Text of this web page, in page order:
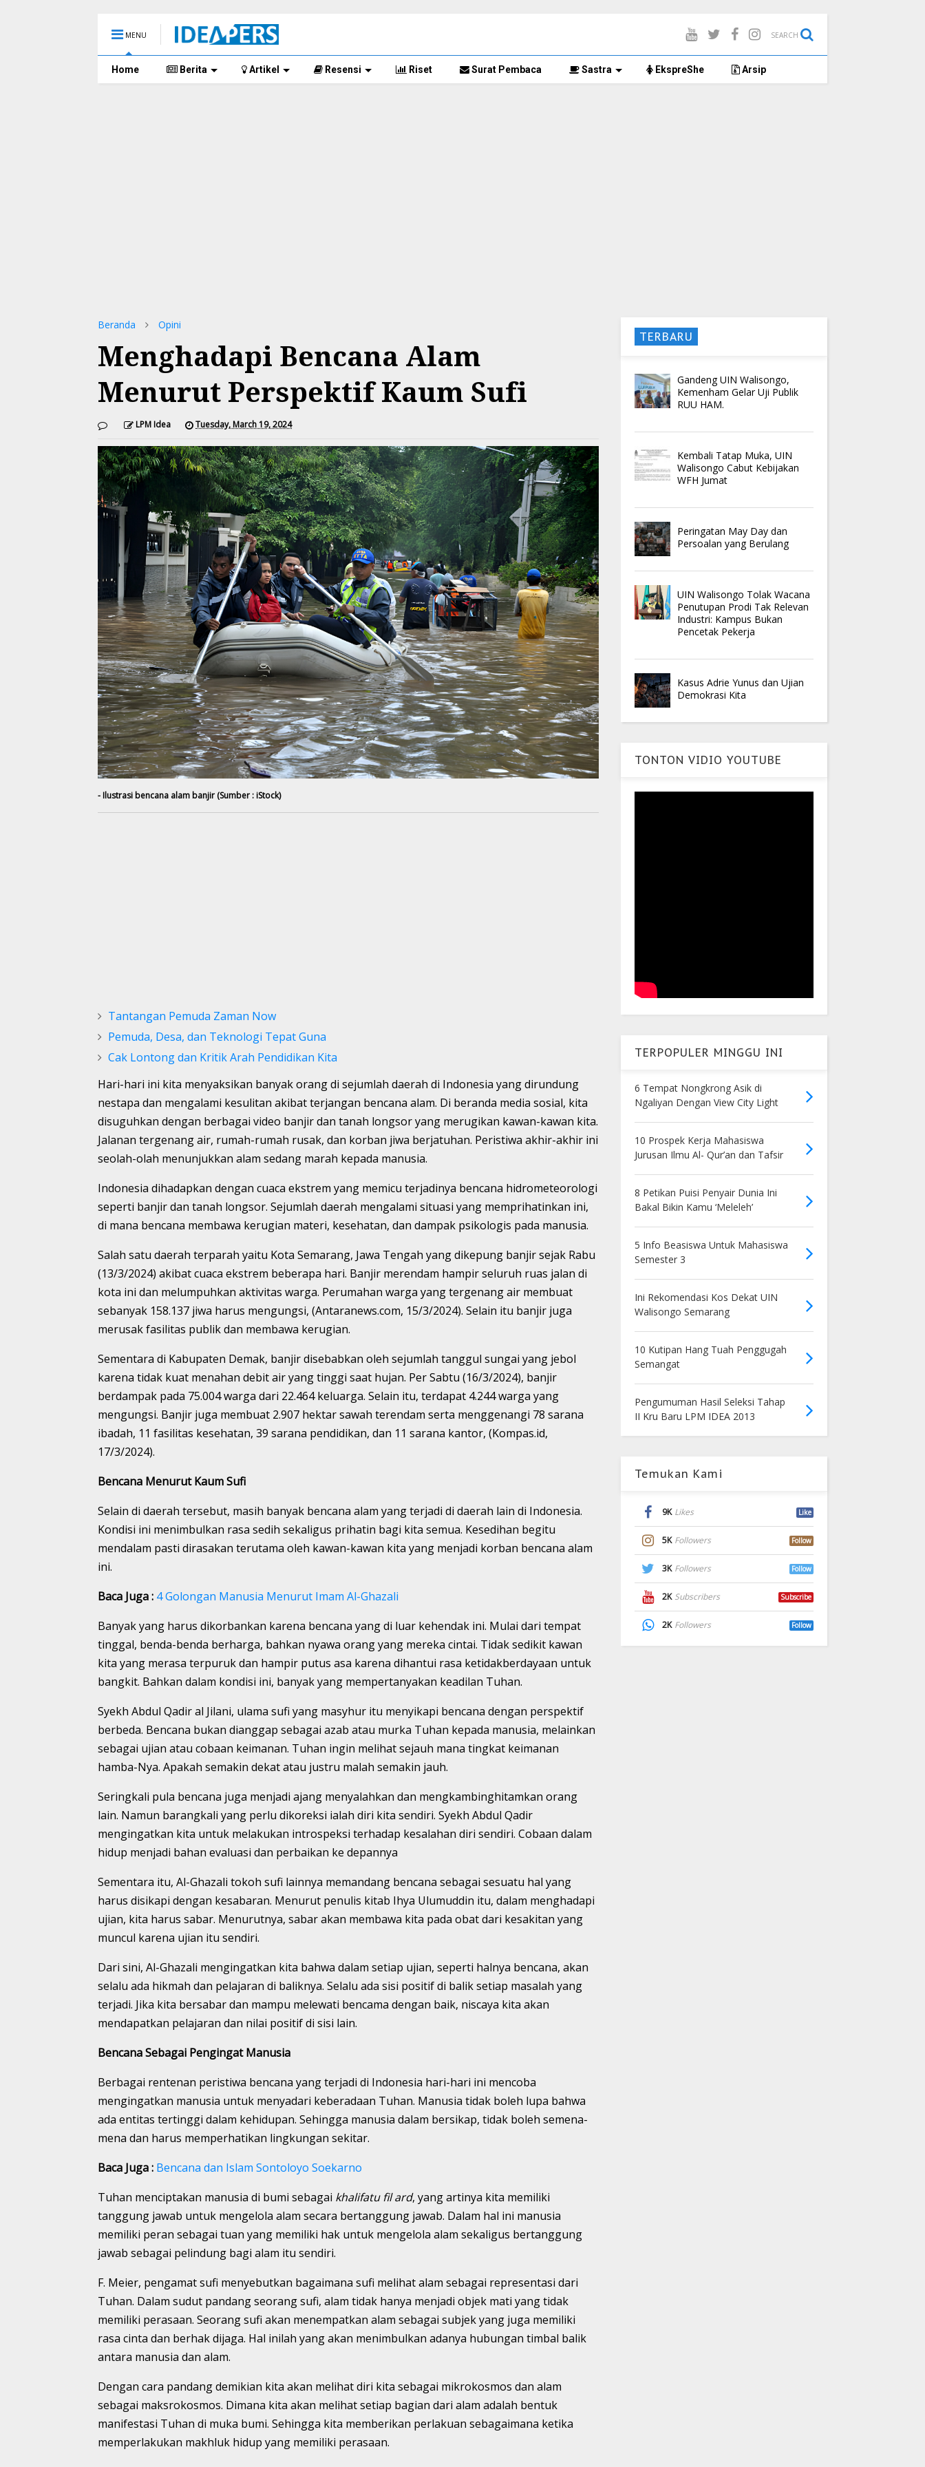
MENU SEARCH
Home Berita Artikel Resensi Riset Surat Pembaca Sastra EkspreShe Arsip
Beranda Opini
Menghadapi Bencana Alam
Menurut Perspektif Kaum Sufi
LPM Idea Tuesday, March 19, 2024
- Ilustrasi bencana alam banjir (Sumber : iStock)
Tantangan Pemuda Zaman Now
Pemuda, Desa, dan Teknologi Tepat Guna
Cak Lontong dan Kritik Arah Pendidikan Kita
Hari-hari ini kita menyaksikan banyak orang di sejumlah daerah di Indonesia yang dirundung
nestapa dan mengalami kesulitan akibat terjangan bencana alam. Di beranda media sosial, kita
disuguhkan dengan berbagai video banjir dan tanah longsor yang merugikan kawan-kawan kita.
Jalanan tergenang air, rumah-rumah rusak, dan korban jiwa berjatuhan. Peristiwa akhir-akhir ini
seolah-olah menunjukkan alam sedang marah kepada manusia.
Indonesia dihadapkan dengan cuaca ekstrem yang memicu terjadinya bencana hidrometeorologi
seperti banjir dan tanah longsor. Sejumlah daerah mengalami situasi yang memprihatinkan ini,
di mana bencana membawa kerugian materi, kesehatan, dan dampak psikologis pada manusia.
Salah satu daerah terparah yaitu Kota Semarang, Jawa Tengah yang dikepung banjir sejak Rabu
(13/3/2024) akibat cuaca ekstrem beberapa hari. Banjir merendam hampir seluruh ruas jalan di
kota ini dan melumpuhkan aktivitas warga. Perumahan warga yang tergenang air membuat
sebanyak 158.137 jiwa harus mengungsi, (Antaranews.com, 15/3/2024). Selain itu banjir juga
merusak fasilitas publik dan membawa kerugian.
Sementara di Kabupaten Demak, banjir disebabkan oleh sejumlah tanggul sungai yang jebol
karena tidak kuat menahan debit air yang tinggi saat hujan. Per Sabtu (16/3/2024), banjir
berdampak pada 75.004 warga dari 22.464 keluarga. Selain itu, terdapat 4.244 warga yang
mengungsi. Banjir juga membuat 2.907 hektar sawah terendam serta menggenangi 78 sarana
ibadah, 11 fasilitas kesehatan, 39 sarana pendidikan, dan 11 sarana kantor, (Kompas.id,
17/3/2024).
Bencana Menurut Kaum Sufi
Selain di daerah tersebut, masih banyak bencana alam yang terjadi di daerah lain di Indonesia.
Kondisi ini menimbulkan rasa sedih sekaligus prihatin bagi kita semua. Kesedihan begitu
mendalam pasti dirasakan terutama oleh kawan-kawan kita yang menjadi korban bencana alam
ini.
Baca Juga : 4 Golongan Manusia Menurut Imam Al-Ghazali
Banyak yang harus dikorbankan karena bencana yang di luar kehendak ini. Mulai dari tempat
tinggal, benda-benda berharga, bahkan nyawa orang yang mereka cintai. Tidak sedikit kawan
kita yang merasa terpuruk dan hampir putus asa karena dihantui rasa ketidakberdayaan untuk
bangkit. Bahkan dalam kondisi ini, banyak yang mempertanyakan keadilan Tuhan.
Syekh Abdul Qadir al Jilani, ulama sufi yang masyhur itu menyikapi bencana dengan perspektif
berbeda. Bencana bukan dianggap sebagai azab atau murka Tuhan kepada manusia, melainkan
sebagai ujian atau cobaan keimanan. Tuhan ingin melihat sejauh mana tingkat keimanan
hamba-Nya. Apakah semakin dekat atau justru malah semakin jauh.
Seringkali pula bencana juga menjadi ajang menyalahkan dan mengkambinghitamkan orang
lain. Namun barangkali yang perlu dikoreksi ialah diri kita sendiri. Syekh Abdul Qadir
mengingatkan kita untuk melakukan introspeksi terhadap kesalahan diri sendiri. Cobaan dalam
hidup menjadi bahan evaluasi dan perbaikan ke depannya
Sementara itu, Al-Ghazali tokoh sufi lainnya memandang bencana sebagai sesuatu hal yang
harus disikapi dengan kesabaran. Menurut penulis kitab Ihya Ulumuddin itu, dalam menghadapi
ujian, kita harus sabar. Menurutnya, sabar akan membawa kita pada obat dari kesakitan yang
muncul karena ujian itu sendiri.
Dari sini, Al-Ghazali mengingatkan kita bahwa dalam setiap ujian, seperti halnya bencana, akan
selalu ada hikmah dan pelajaran di baliknya. Selalu ada sisi positif di balik setiap masalah yang
terjadi. Jika kita bersabar dan mampu melewati bencama dengan baik, niscaya kita akan
mendapatkan pelajaran dan nilai positif di sisi lain.
Bencana Sebagai Pengingat Manusia
Berbagai rentenan peristiwa bencana yang terjadi di Indonesia hari-hari ini mencoba
mengingatkan manusia untuk menyadari keberadaan Tuhan. Manusia tidak boleh lupa bahwa
ada entitas tertinggi dalam kehidupan. Sehingga manusia dalam bersikap, tidak boleh semena-
mena dan harus memperhatikan lingkungan sekitar.
Baca Juga : Bencana dan Islam Sontoloyo Soekarno
Tuhan menciptakan manusia di bumi sebagai khalifatu fil ard, yang artinya kita memiliki
tanggung jawab untuk mengelola alam secara bertanggung jawab. Dalam hal ini manusia
memiliki peran sebagai tuan yang memiliki hak untuk mengelola alam sekaligus bertanggung
jawab sebagai pelindung bagi alam itu sendiri.
F. Meier, pengamat sufi menyebutkan bagaimana sufi melihat alam sebagai representasi dari
Tuhan. Dalam sudut pandang seorang sufi, alam tidak hanya menjadi objek mati yang tidak
memiliki perasaan. Seorang sufi akan menempatkan alam sebagai subjek yang juga memiliki
rasa cinta dan berhak dijaga. Hal inilah yang akan menimbulkan adanya hubungan timbal balik
antara manusia dan alam.
Dengan cara pandang demikian kita akan melihat diri kita sebagai mikrokosmos dan alam
sebagai maksrokosmos. Dimana kita akan melihat setiap bagian dari alam adalah bentuk
manifestasi Tuhan di muka bumi. Sehingga kita memberikan perlakuan sebagaimana ketika
memperlakukan makhluk hidup yang memiliki perasaan.
TERBARU
Gandeng UIN Walisongo,
Kemenham Gelar Uji Publik
RUU HAM.
Kembali Tatap Muka, UIN
Walisongo Cabut Kebijakan
WFH Jumat
Peringatan May Day dan
Persoalan yang Berulang
UIN Walisongo Tolak Wacana
Penutupan Prodi Tak Relevan
Industri: Kampus Bukan
Pencetak Pekerja
Kasus Adrie Yunus dan Ujian
Demokrasi Kita
TONTON VIDIO YOUTUBE
TERPOPULER MINGGU INI
6 Tempat Nongkrong Asik di
Ngaliyan Dengan View City Light
10 Prospek Kerja Mahasiswa
Jurusan Ilmu Al- Qur’an dan Tafsir
8 Petikan Puisi Penyair Dunia Ini
Bakal Bikin Kamu ‘Meleleh’
5 Info Beasiswa Untuk Mahasiswa
Semester 3
Ini Rekomendasi Kos Dekat UIN
Walisongo Semarang
10 Kutipan Hang Tuah Penggugah
Semangat
Pengumuman Hasil Seleksi Tahap
II Kru Baru LPM IDEA 2013
Temukan Kami
9K Likes Like
5K Followers Follow
3K Followers Follow
2K Subscribers Subscribe
2K Followers Follow